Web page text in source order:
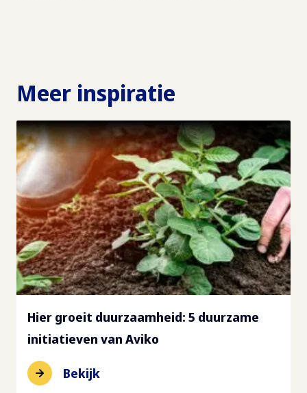
Meer inspiratie
Hier groeit duurzaamheid: 5 duurzame
initiatieven van Aviko
Bekijk